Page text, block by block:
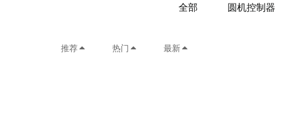
全部 圆机控制器
推荐 热门 最新